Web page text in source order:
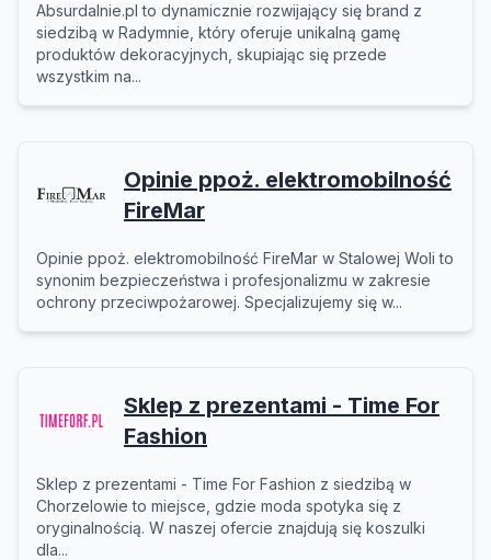
Absurdalnie.pl to dynamicznie rozwijający się brand z
siedzibą w Radymnie, który oferuje unikalną gamę
produktów dekoracyjnych, skupiając się przede
wszystkim na...
Opinie ppoż. elektromobilność
FireMar
Opinie ppoż. elektromobilność FireMar w Stalowej Woli to
synonim bezpieczeństwa i profesjonalizmu w zakresie
ochrony przeciwpożarowej. Specjalizujemy się w...
Sklep z prezentami - Time For
Fashion
Sklep z prezentami - Time For Fashion z siedzibą w
Chorzelowie to miejsce, gdzie moda spotyka się z
oryginalnością. W naszej ofercie znajdują się koszulki
dla...